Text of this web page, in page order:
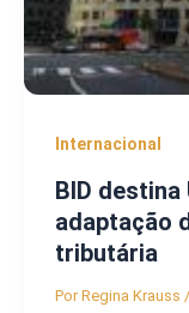
Internacional
BID destina
adaptação
tributária
PorRegina Krauss /